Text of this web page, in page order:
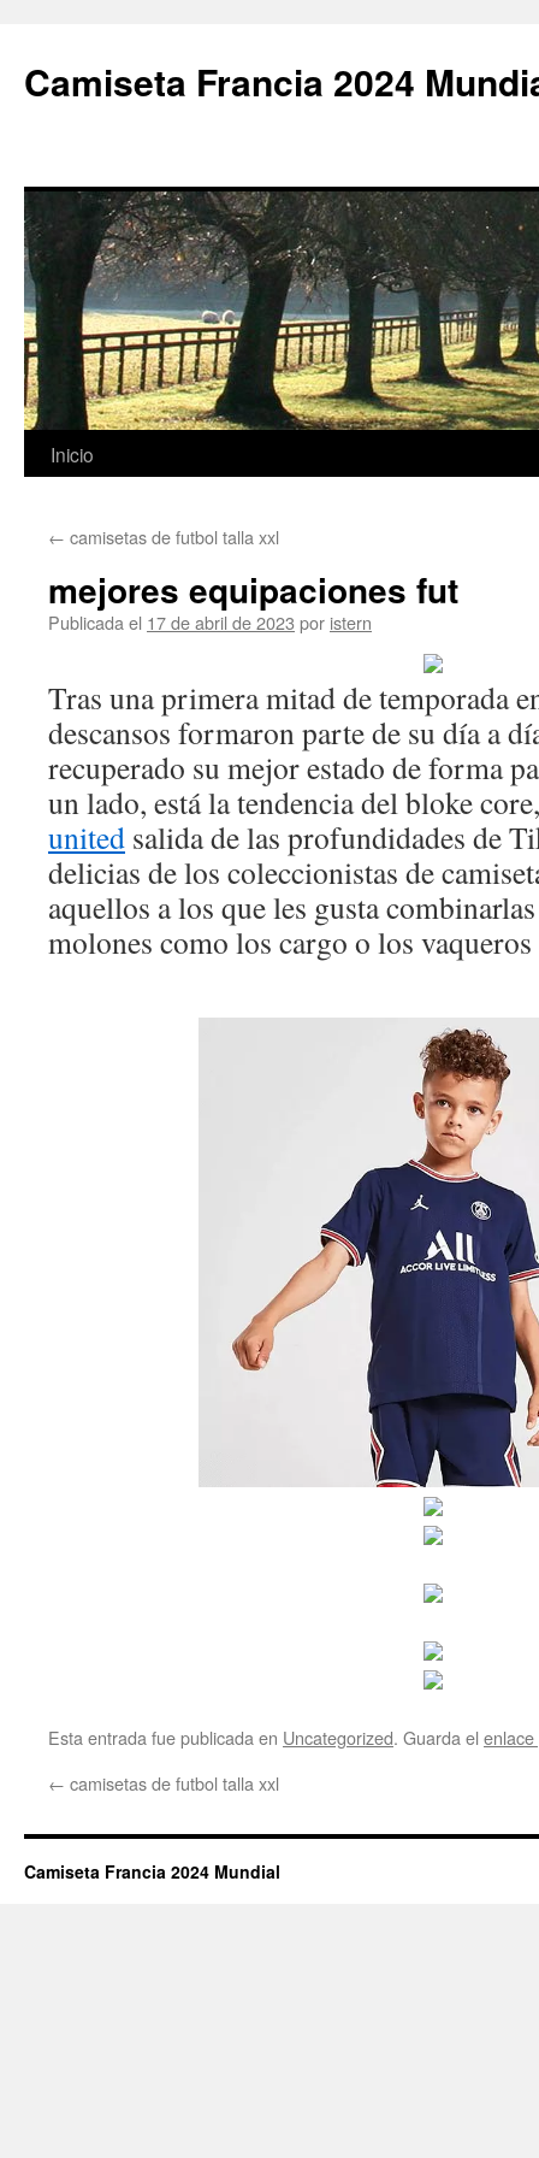
Camiseta Francia 2024
Saltar
contenido
Inicio
← camisetas de futbol talla xxl
mejores equipaciones fut
Publicada el 17 de abril de 2023 por istern
Tras una primera mitad de temporada
descansos formaron parte de su día a
recuperado su mejor estado de forma
un lado, está la tendencia del bloke
united salida de las profundidades de
delicias de los coleccionistas de
aquellos a los que les gusta
molones como los cargo o los vaqueros
Esta entrada fue publicada en Uncategorized. Guarda el
← camisetas de futbol talla xxl
Camiseta Francia 2024 Mundial